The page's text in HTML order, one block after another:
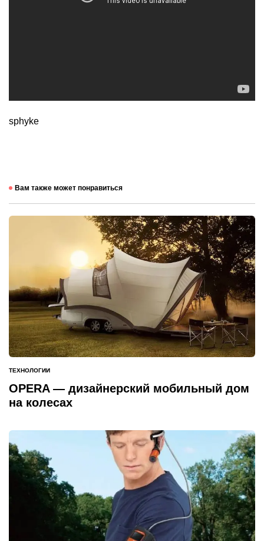
sphyke
Вам также может понравиться
ОПУБЛИКОВАНО
В
ТЕХНОЛОГИИ
OPERA — дизайнерский мобильный дом
на колесах